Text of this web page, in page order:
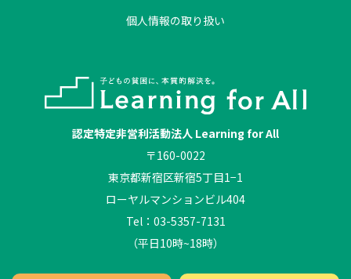
個人情報の取り扱い
認定特定非営利活動法人 Learning for All
〒160-0022
東京都新宿区新宿5丁目1−1
ローヤルマンションビル404
Tel：03-5357-7131
（平日10時~18時）